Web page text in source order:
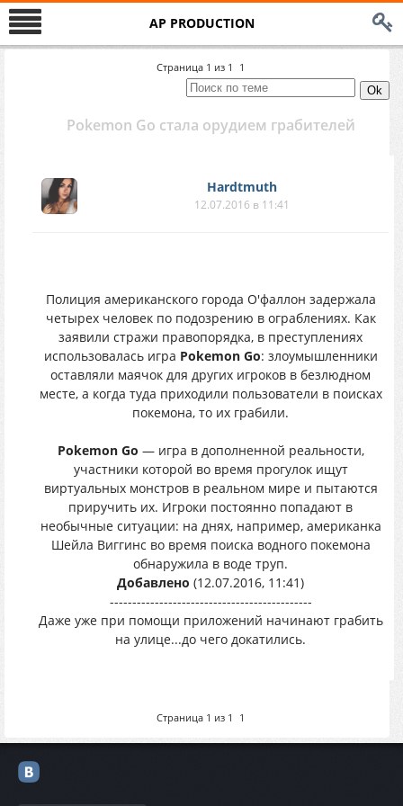
AP PRODUCTION
Страница 1 из 1 1
Pokemon Go стала орудием грабителей
Hardtmuth
12.07.2016 в 11:41
Полиция американского города О'фаллон задержала
четырех человек по подозрению в ограблениях. Как
заявили стражи правопорядка, в преступлениях
использовалась игра Pokemon Go: злоумышленники
оставляли маячок для других игроков в безлюдном
месте, а когда туда приходили пользователи в поисках
покемона, то их грабили.
Pokemon Go — игра в дополненной реальности,
участники которой во время прогулок ищут
виртуальных монстров в реальном мире и пытаются
приручить их. Игроки постоянно попадают в
необычные ситуации: на днях, например, американка
Шейла Виггинс во время поиска водного покемона
обнаружила в воде труп.
Добавлено (12.07.2016, 11:41)
---------------------------------------------
Даже уже при помощи приложений начинают грабить
на улице...до чего докатились.
Страница 1 из 1 1